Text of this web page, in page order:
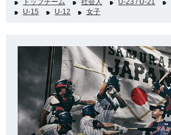
トップチーム 社会人 U-23 / U-21
U-15
U-12 女子